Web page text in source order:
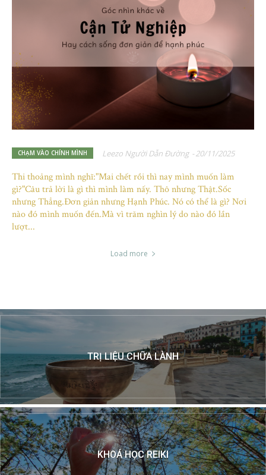
CHẠM VÀO CHÍNH MÌNH Leezo Người Dẫn Đường -20/11/2025
Thi thoảng mình nghĩ:"Mai chết rồi thì nay mình muốn làm
gì?"Câu trả lời là gì thì mình làm nấy. Thô nhưng Thật.Sốc
nhưng Thẳng.Đơn giản nhưng Hạnh Phúc. Nó có thể là gì? Nơi
nào đó mình muốn đến.Mà vì trăm nghìn lý do nào đó lần
lượt...
Load more
TRỊ LIỆU CHỮA LÀNH
KHOÁ HỌC REIKI